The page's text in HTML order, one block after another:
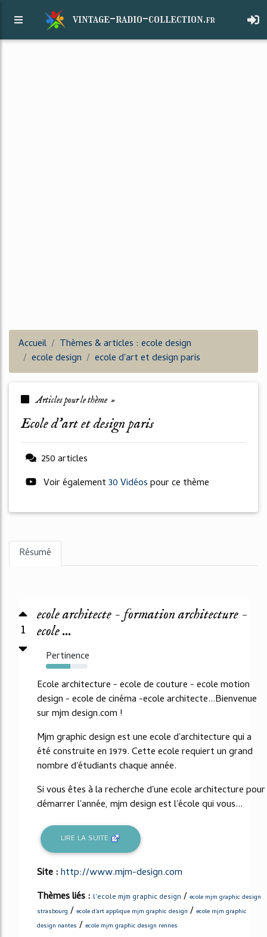
vintage-radio-collection.fr
Accueil
Thèmes & articles : ecole design
ecole design
ecole d'art et design paris
Articles pour le thème »
ecole d'art et design paris
250 articles
Voir également30 Vidéospour ce thème
Résumé
1
ecole architecte - formation architecture -
ecole ...
Pertinence
59%
Ecole architecture - ecole de couture - ecole motion
design - ecole de cinéma -ecole architecte...Bienvenue
sur mjm design.com !
Mjm graphic design est une ecole d'architecture qui a
été construite en 1979. Cette ecole requiert un grand
nombre d'étudiants chaque année.
Si vous êtes à la recherche d'une ecole architecture pour
démarrer l'année, mjm design est l'école qui vous...
LIRE LA SUITE
Site :http://www.mjm-design.com
Thèmes liés : l'ecole mjm graphic design / ecole mjm graphic design
strasbourg / ecole d'art applique mjm graphic design / ecole mjm graphic
design nantes / ecole mjm graphic design rennes